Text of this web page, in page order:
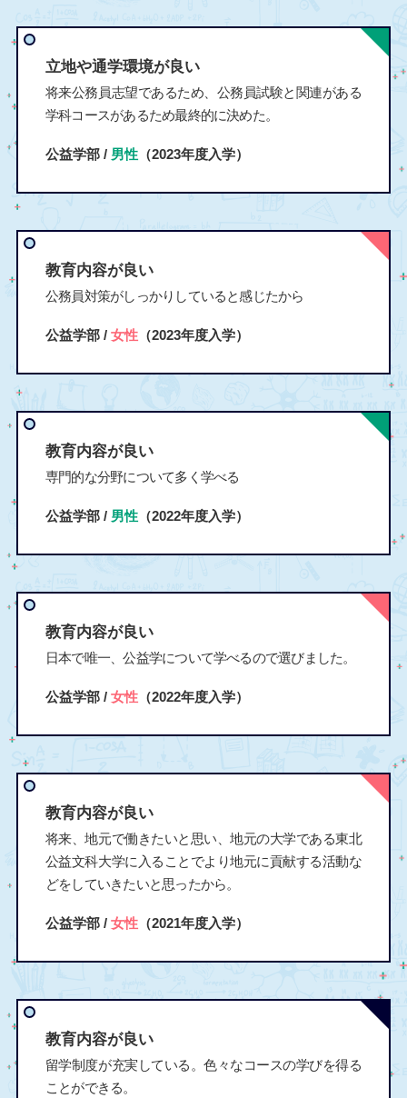
立地や通学環境が良い
将来公務員志望であるため、公務員試験と関連がある
学科コースがあるため最終的に決めた。
公益学部 / 男性（2023年度入学）
教育内容が良い
公務員対策がしっかりしていると感じたから
公益学部 / 女性（2023年度入学）
教育内容が良い
専門的な分野について多く学べる
公益学部 / 男性（2022年度入学）
教育内容が良い
日本で唯一、公益学について学べるので選びました。
公益学部 / 女性（2022年度入学）
教育内容が良い
将来、地元で働きたいと思い、地元の大学である東北
公益文科大学に入ることでより地元に貢献する活動な
どをしていきたいと思ったから。
公益学部 / 女性（2021年度入学）
教育内容が良い
留学制度が充実している。色々なコースの学びを得る
ことができる。